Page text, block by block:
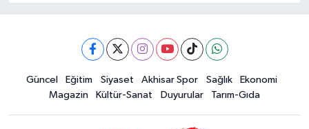
Güncel Eğitim Siyaset Akhisar Spor Sağlık
Ekonomi
Magazin
Kültür-Sanat Duyurular Tarım-Gıda